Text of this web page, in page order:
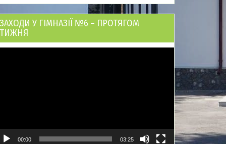
ЗАХОДИ У ГІМНАЗІЇ №6 – ПРОТЯГОМ
ТИЖНЯ
00:00 03:25